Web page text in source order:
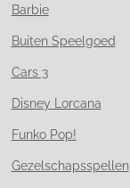
Barbie
Buiten Speelgoed
Cars 3
Disney Lorcana
Funko Pop!
Gezelschapsspellen